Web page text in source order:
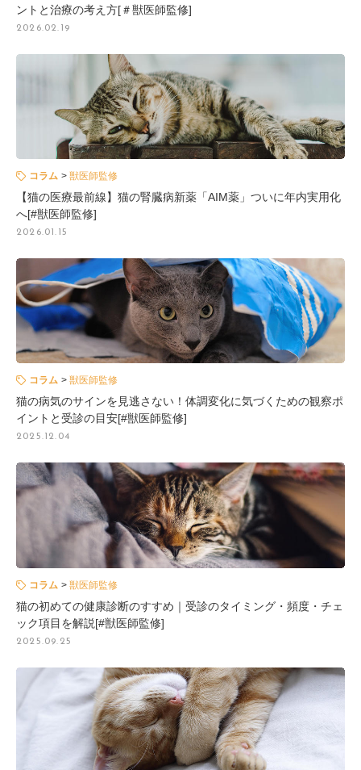
ントと治療の考え方[＃獣医師監修]
2026.02.19
コラム 獣医師監修
【猫の医療最前線】猫の腎臓病新薬「AIM薬」ついに年内実用化
へ[#獣医師監修]
2026.01.15
コラム 獣医師監修
猫の病気のサインを見逃さない！体調変化に気づくための観察ポ
イントと受診の目安[#獣医師監修]
2025.12.04
コラム 獣医師監修
猫の初めての健康診断のすすめ｜受診のタイミング・頻度・チェ
ック項目を解説[#獣医師監修]
2025.09.25